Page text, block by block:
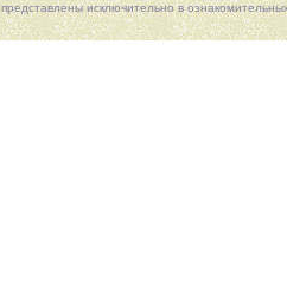
представлены исключительно в